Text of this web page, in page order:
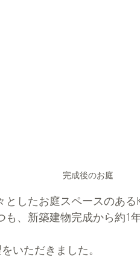
完成後のお庭
したお庭スペースのある
、新築建物完成から約1
いただきました。